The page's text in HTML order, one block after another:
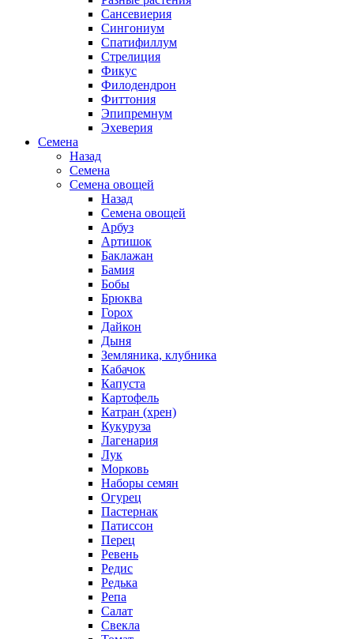
Сансевиерия
Сингониум
Спатифиллум
Стрелиция
Фикус
Филодендрон
Фиттония
Эпипремнум
Эхеверия
Семена
Назад
Семена
Семена овощей
Назад
Семена овощей
Арбуз
Артишок
Баклажан
Бамия
Бобы
Брюква
Горох
Дайкон
Дыня
Земляника, клубника
Кабачок
Капуста
Картофель
Катран (хрен)
Кукуруза
Лагенария
Лук
Морковь
Наборы семян
Огурец
Пастернак
Патиссон
Перец
Ревень
Редис
Редька
Репа
Салат
Свекла